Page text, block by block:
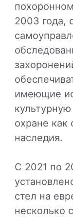
2003 года,
имеющие
охране как
наследия.
С 2021 по
стел на
несколько